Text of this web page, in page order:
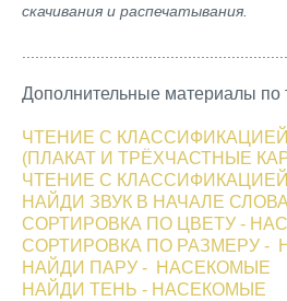
скачивания и распечатывания.
Дополнительные материалы
ЧТЕНИЕ С
(ПЛАКАТ И ТРЁХЧАСТНЫЕ
ЧТЕНИЕ С
НАЙДИ ЗВУК В НАЧАЛЕ
СОРТИРОВКА ПО ЦВЕТУ -
СОРТИРОВКА ПО РАЗМЕРУ -
НАЙДИ ПАРУ - НАСЕКОМЫЕ
НАЙДИ ТЕНЬ - НАСЕКОМЫЕ